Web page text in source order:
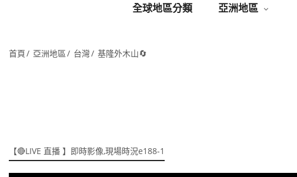
全球地區分類 亞洲地區
首頁 亞洲地區 台灣 基隆外木山🔄
【🔴LIVE 直播 】即時影像,現場時況e188-1